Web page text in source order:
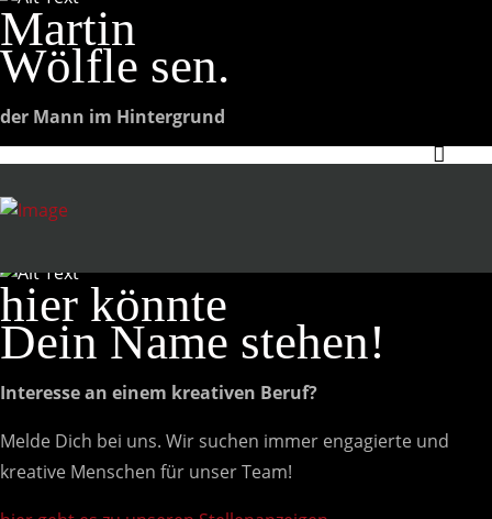
Martin
Wölfle sen.
der Mann im Hintergrund
hier könnte
Dein Name stehen!
Interesse an einem kreativen Beruf?
Melde Dich bei uns. Wir suchen immer engagierte und
kreative Menschen für unser Team!